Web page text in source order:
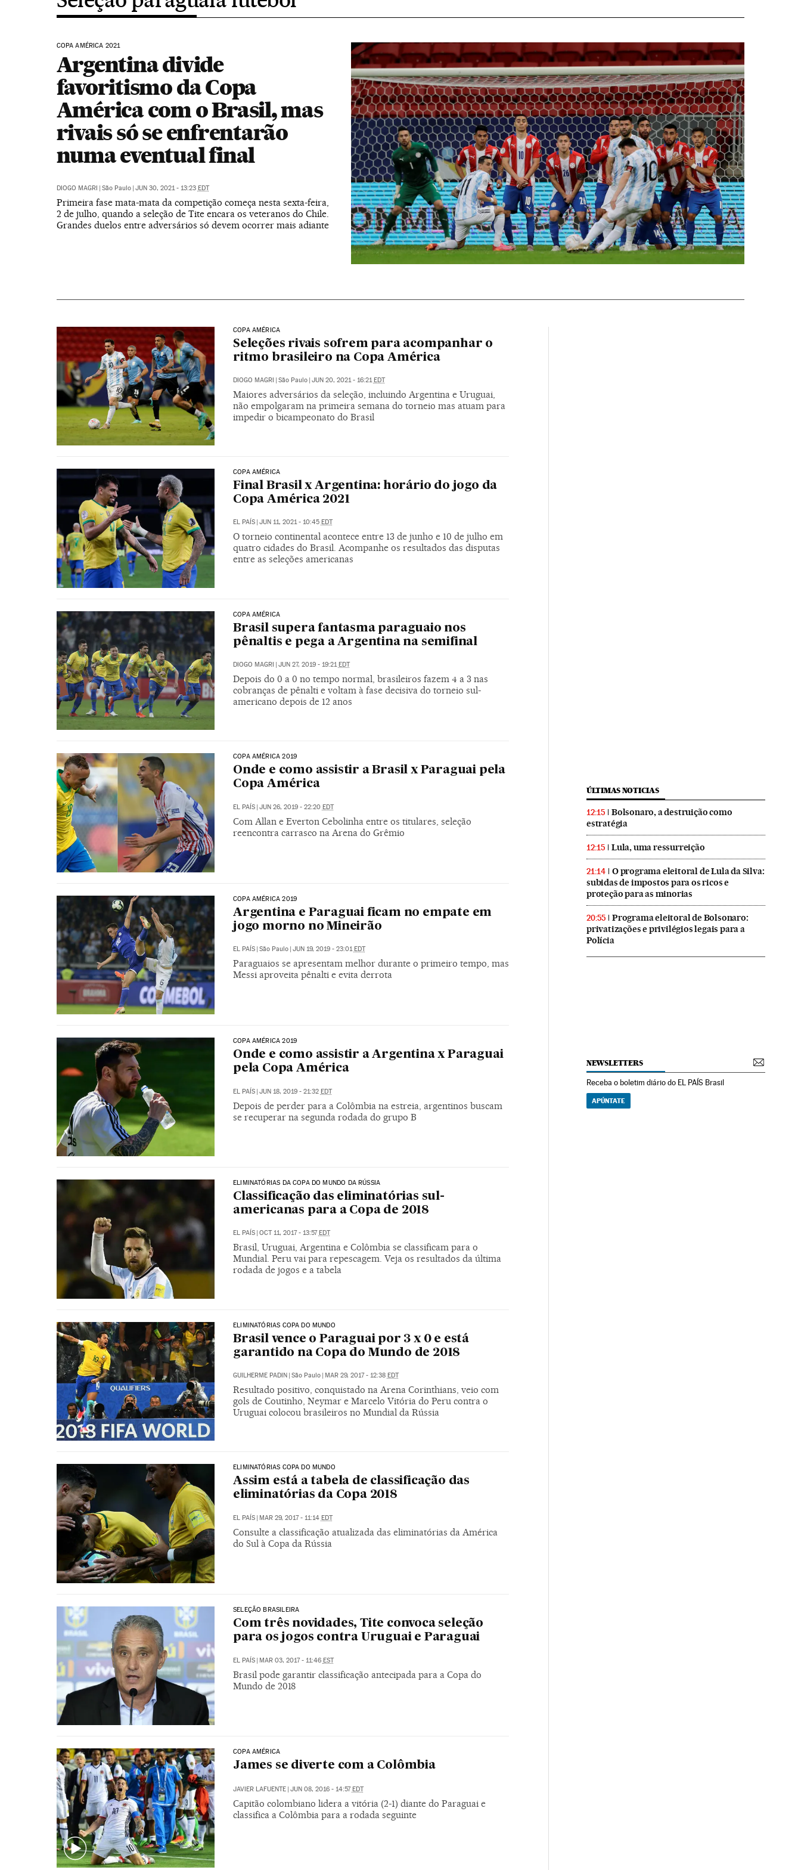
COPA AMÉRICA 2021
Argentina divide
favoritismo da Copa
América com o Brasil, mas
rivais só se enfrentarão
numa eventual final
DIOGO MAGRI | São Paulo | JUN 30, 2021 - 13:23 EDT
Primeira fase mata-mata da competição começa nesta sexta-feira,
2 de julho, quando a seleção de Tite encara os veteranos do Chile.
Grandes duelos entre adversários só devem ocorrer mais adiante
COPA AMÉRICA
Seleções rivais sofrem para acompanhar o
ritmo brasileiro na Copa América
DIOGO MAGRI | São Paulo | JUN 20, 2021 - 16:21EDT
Maiores adversários da seleção, incluindo Argentina e Uruguai,
não empolgaram na primeira semana do torneio mas atuam para
impedir o bicampeonato do Brasil
COPA AMÉRICA
Final Brasil x Argentina: horário do jogo da
Copa América 2021
EL PAÍS JUN 11, 2021 - 10:45 EDT
O torneio continental acontece entre 13 de junho e 10 de julho em
quatro cidades do Brasil. Acompanhe os resultados das disputas
entre as seleções americanas
COPA AMÉRICA
Brasil supera fantasma paraguaio nos
pênaltis e pega a Argentina na semifinal
DIOGO MAGRI | JUN 27, 2019 - 19:21EDT
Depois do 0 a 0 no tempo normal, brasileiros fazem 4 a 3 nas
cobranças de pênalti e voltam à fase decisiva do torneio sul-
americano depois de 12 anos
COPA AMÉRICA 2019
Onde e como assistir a Brasil x Paraguai pela
Copa América
EL PAÍS | JUN 26, 2019 - 22:20 EDT
Com Allan e Everton Cebolinha entre os titulares, seleção
reencontra carrasco na Arena do Grêmio
COPA AMÉRICA 2019
Argentina e Paraguai ficam no empate em
jogo morno no Mineirão
EL PAÍS São Paulo JUN 19, 2019 - 23:01 EDT
Paraguaios se apresentam melhor durante o primeiro tempo, mas
Messi aproveita pênalti e evita derrota
COPA AMÉRICA 2019
Onde e como assistir a Argentina x Paraguai
pela Copa América
EL PAÍS | JUN 18, 2019 - 21:32 EDT
Depois de perder para a Colômbia na estreia, argentinos buscam
se recuperar na segunda rodada do grupo B
ELIMINATÓRIAS DA COPA DO MUNDO DA RÚSSIA
Classificação das eliminatórias sul-
americanas para a Copa de 2018
EL PAÍS OCT 11, 2017 - 13:57 EDT
Brasil, Uruguai, Argentina e Colômbia se classificam para o
Mundial. Peru vai para repescagem. Veja os resultados da última
rodada de jogos e a tabela
ELIMINATÓRIAS COPA DO MUNDO
Brasil vence o Paraguai por 3 x 0 e está
garantido na Copa do Mundo de 2018
GUILHERME PADIN | São Paulo | MAR 29, 2017 - 12:38 EDT
Resultado positivo, conquistado na Arena Corinthians, veio com
gols de Coutinho, Neymar e Marcelo Vitória do Peru contra o
Uruguai colocou brasileiros no Mundial da Rússia
ELIMINATÓRIAS COPA DO MUNDO
Assim está a tabela de classificação das
eliminatórias da Copa 2018
EL PAÍS MAR 29, 2017 - 11:14 EDT
Consulte a classificação atualizada das eliminatórias da América
do Sul à Copa da Rússia
SELEÇÃO BRASILEIRA
Com três novidades, Tite convoca seleção
para os jogos contra Uruguai e Paraguai
EL PAÍS | MAR 03, 2017 - 11:46 EST
Brasil pode garantir classificação antecipada para a Copa do
Mundo de 2018
COPA AMÉRICA
James se diverte com a Colômbia
JAVIER LAFUENTE | JUN 08, 2016 - 14:57EDT
Capitão colombiano lidera a vitória (2-1) diante do Paraguai e
classifica a Colômbia para a rodada seguinte
ÚLTIMAS NOTICIAS
12:15
Bolsonaro, a destruição como
estratégia
12:15 Lula, uma ressurreição
21:14
O programa eleitoral de Lula da Silva:
subidas de impostos para os ricos e
proteção para as minorias
20:55
Programa eleitoral de Bolsonaro:
privatizações e privilégios legais para a
Polícia
NEWSLETTERS
Receba o boletim diário do EL PAÍS Brasil
APÚNTATE